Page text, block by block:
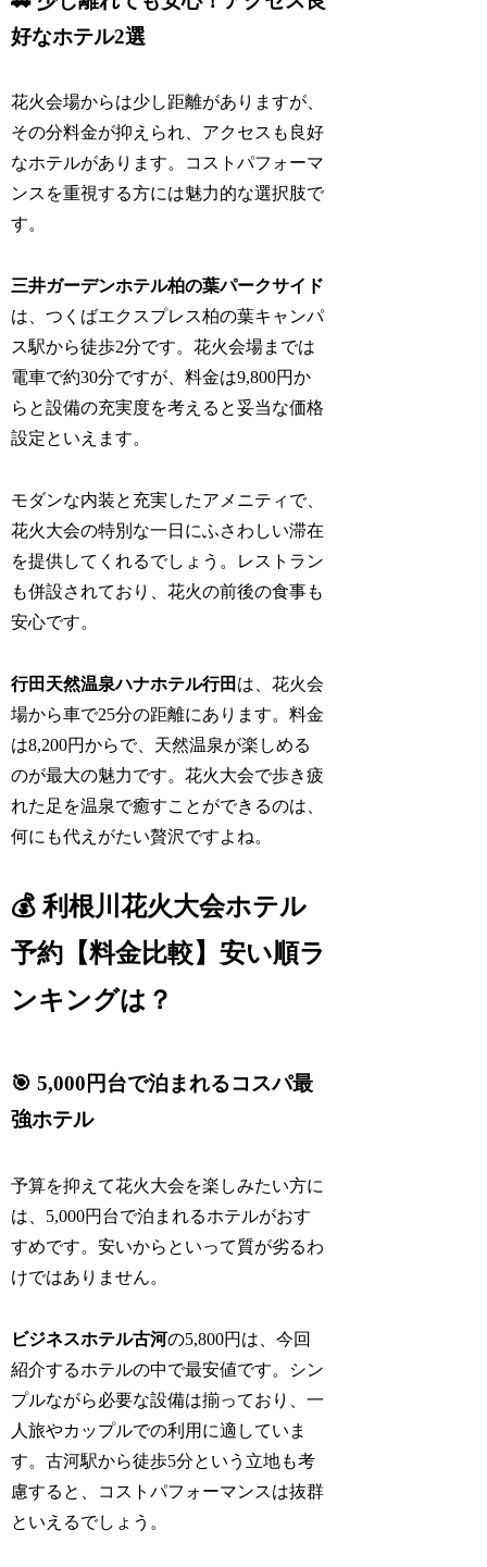
好なホテル2選
花火会場からは少し距離がありますが、
その分料金が抑えられ、アクセスも良好
なホテルがあります。コストパフォーマ
ンスを重視する方には魅力的な選択肢で
す。
三井ガーデンホテル柏の葉パークサイド
は、つくばエクスプレス柏の葉キャンパ
ス駅から徒歩2分です。花火会場までは
電車で約30分ですが、料金は9,800円か
らと設備の充実度を考えると妥当な価格
設定といえます。
モダンな内装と充実したアメニティで、
花火大会の特別な一日にふさわしい滞在
を提供してくれるでしょう。レストラン
も併設されており、花火の前後の食事も
安心です。
行田天然温泉ハナホテル行田 は、花火会
場から車で25分の距離にあります。料金
は8,200円からで、天然温泉が楽しめる
のが最大の魅力です。花火大会で歩き疲
れた足を温泉で癒すことができるのは、
何にも代えがたい贅沢ですよね。
💰 利根川花火大会ホテル
予約【料金比較】安い順ラ
ンキングは？
🎯 5,000円台で泊まれるコスパ最
強ホテル
予算を抑えて花火大会を楽しみたい方に
は、5,000円台で泊まれるホテルがおす
すめです。安いからといって質が劣るわ
けではありません。
ビジネスホテル古河の5,800円は、今回
紹介するホテルの中で最安値です。シン
プルながら必要な設備は揃っており、一
人旅やカップルでの利用に適していま
す。古河駅から徒歩5分という立地も考
慮すると、コストパフォーマンスは抜群
といえるでしょう。